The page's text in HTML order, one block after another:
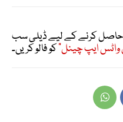
حاصل کرنے کے لیے ڈیلی سب
ایپ چینل"کو فالو کریں۔